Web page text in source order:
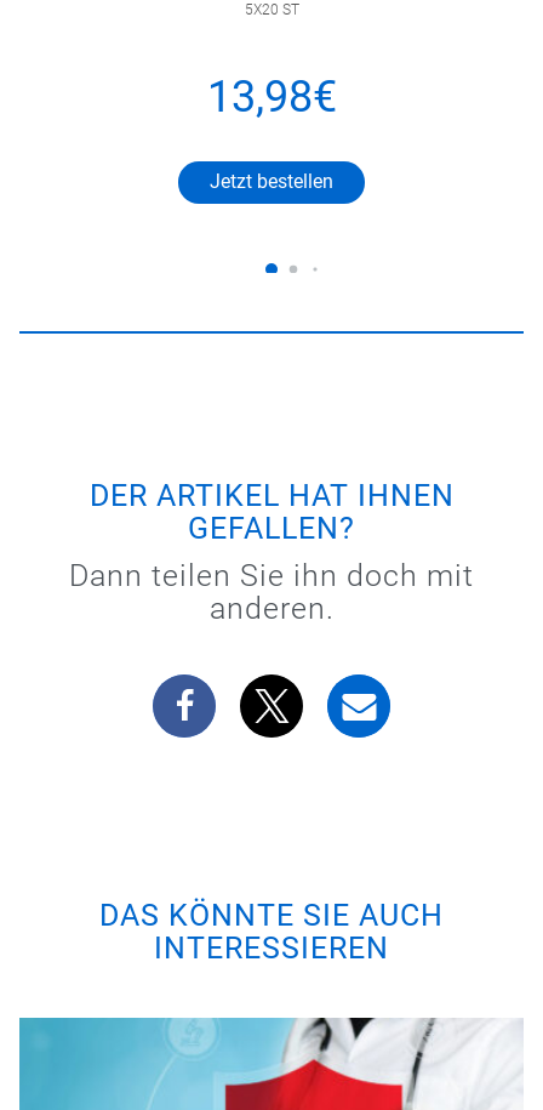
5X20 ST
13,98€
Jetzt bestellen
DER ARTIKEL HAT IHNEN
GEFALLEN?
Dann teilen Sie ihn doch mit
anderen.
DAS KÖNNTE SIE AUCH
INTERESSIEREN